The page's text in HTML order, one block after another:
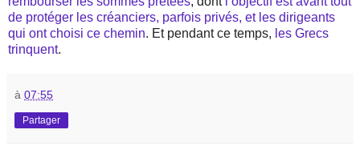
de protéger les créanciers, parfois privés, et les dirigeants
qui ont choisi ce chemin. Et pendant ce temps, les Grecs
trinquent.
à 07:55
Partager